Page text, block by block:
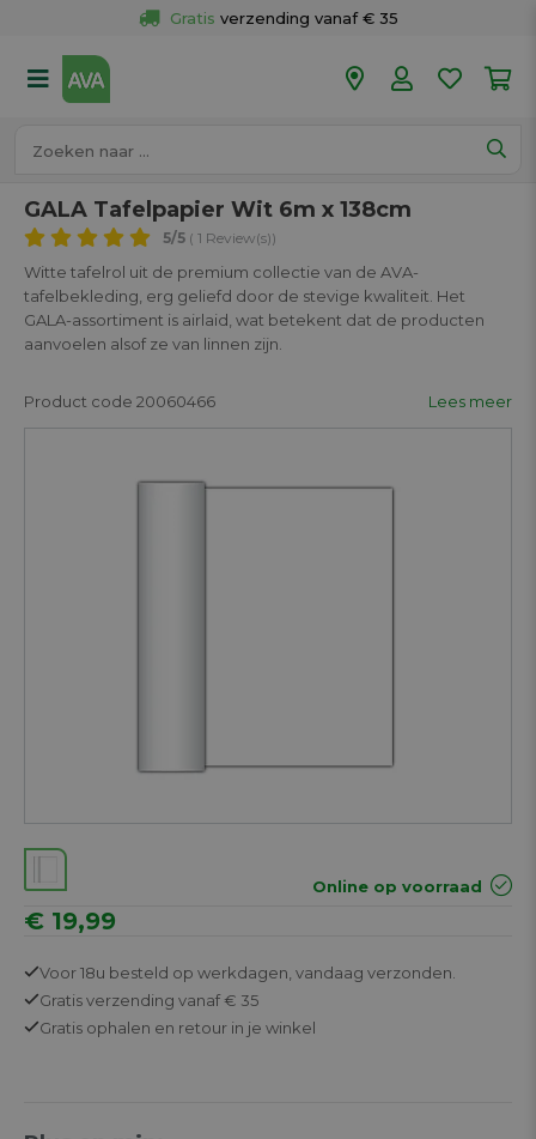
Gratis verzending vanaf € 35
50 winkels
GALA Tafelpapier Wit 6m x 138cm
5/5 ( 1 Review(s))
Witte tafelrol uit de premium collectie van de AVA-
tafelbekleding, erg geliefd door de stevige kwaliteit. Het
GALA-assortiment is airlaid, wat betekent dat de producten
aanvoelen alsof ze van linnen zijn.
Product code 20060466 Lees meer
Online op voorraad
€ 19,99
Voor 18u besteld op werkdagen, vandaag verzonden.
Gratisverzending vanaf € 35
Gratis ophalen en retour in je winkel